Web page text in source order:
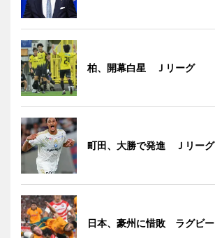
柏、開幕白星 Ｊリーグ
町田、大勝で発進 Ｊリーグ
日本、豪州に惜敗 ラグビー